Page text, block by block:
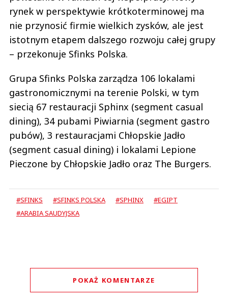
rynek w perspektywie krótkoterminowej ma
nie przynosić firmie wielkich zysków, ale jest
istotnym etapem dalszego rozwoju całej grupy
– przekonuje Sfinks Polska.
Grupa Sfinks Polska zarządza 106 lokalami
gastronomicznymi na terenie Polski, w tym
siecią 67 restauracji Sphinx (segment casual
dining), 34 pubami Piwiarnia (segment gastro
pubów), 3 restauracjami Chłopskie Jadło
(segment casual dining) i lokalami Lepione
Pieczone by Chłopskie Jadło oraz The Burgers.
#SFINKS #SFINKS POLSKA #SPHINX
#EGIPT
#ARABIA SAUDYJSKA
POKAŻ KOMENTARZE